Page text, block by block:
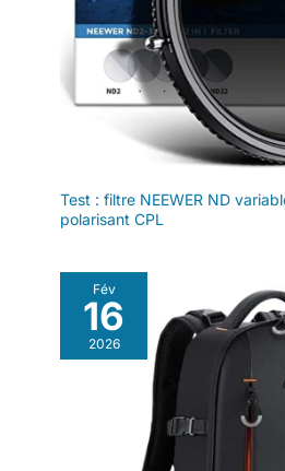
Test : filtre NEEWER ND
polarisant CPL
Fév
16
2026